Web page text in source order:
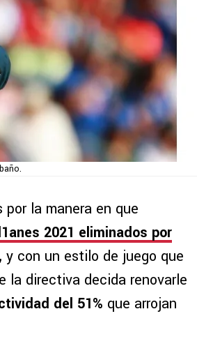
la manera en que
2021 eliminados por
y con un estilo de juego que
la directiva decida renovarle
del 51% que arrojan